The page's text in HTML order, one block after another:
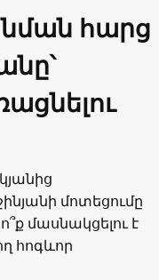
հարց
մոտեցումը
մասնակցելու է
հոգևոր